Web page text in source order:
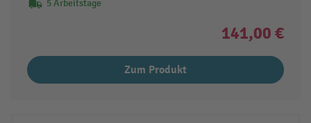
5 Arbeitstage
141,00 €
Zum Produkt